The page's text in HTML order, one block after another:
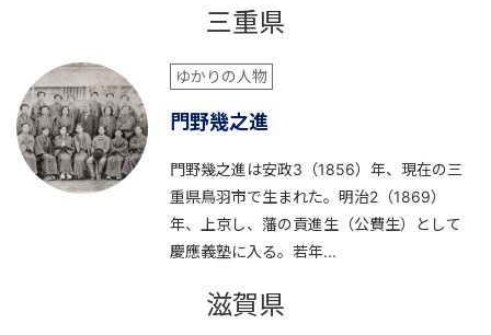
三重県
ゆかりの人物
門野幾之進
門野幾之進は安政3（1856）年、現在の三
重県鳥羽市で生まれた。明治2（1869）
年、上京し、藩の貢進生（公費生）として
慶應義塾に入る。若年...
滋賀県